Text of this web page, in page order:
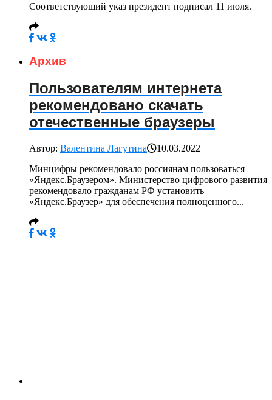
Соответствующий указ президент подписал 11 июля.
Архив
Пользователям интернета
рекомендовано скачать
отечественные браузеры
Автор: Валентина Лагутина
10.03.2022
Минцифры рекомендовало россиянам пользоваться
«Яндекс.Браузером». Министерство цифрового развития
рекомендовало гражданам РФ установить
«Яндекс.Браузер» для обеспечения полноценного...